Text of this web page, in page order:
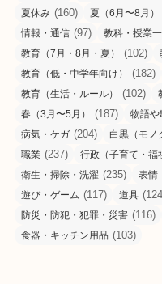
夏休み (160) 夏（6月〜8月）
情報・通信 (97) 教科・授業
教育（7月・8月・夏） (102)
教育（低・中学年向け） (182)
教育（生活・ルール） (102)
春（3月〜5月） (187) 物語や
病気・ケガ (204) 白黒（モノ
職業 (237) 行政（子育て・福
衛生・掃除・洗濯 (235) 表情
遊び・ゲーム (117) 道具
防災・防犯・犯罪・災害 (116)
食器・キッチン用品 (103)